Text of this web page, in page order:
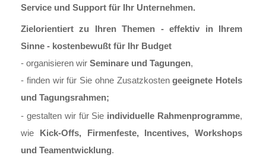
Service und Support für Ihr Unternehmen.
Zielorientiert zu Ihren Themen -effektiv in Ihrem
Sinne - kostenbewußt für Ihr Budget
- organisieren wir Seminare und Tagungen,
- finden wir für Sie ohne Zusatzkostengeeignete Hotels
und Tagungsrahmen;
- gestalten wir für Sie individuelle Rahmenprogramme,
wie Kick-Offs, Firmenfeste, Incentives, Workshops
und Teamentwicklung.